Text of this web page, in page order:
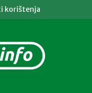
korištenja